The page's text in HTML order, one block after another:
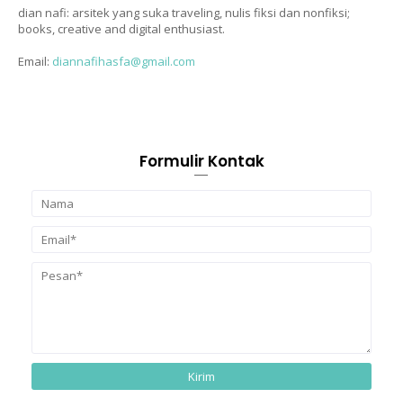
dian nafi: arsitek yang suka traveling, nulis fiksi dan nonfiksi;
books, creative and digital enthusiast.
Email: diannafihasfa@gmail.com
Formulir Kontak